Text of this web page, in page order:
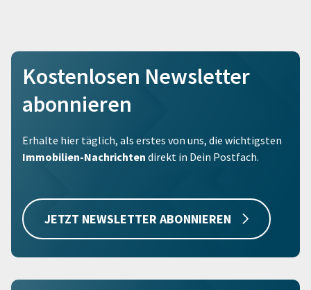
Kostenlosen Newsletter
abonnieren
Erhalte hier täglich, als erstes von uns, die wichtigsten
Immobilien-Nachrichten direkt in Dein Postfach.
JETZT NEWSLETTER ABONNIEREN